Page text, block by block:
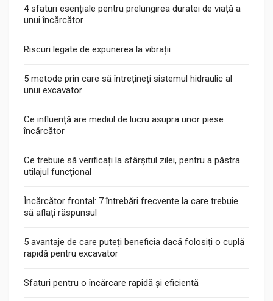
4 sfaturi esențiale pentru prelungirea duratei de viață a
unui încărcător
Riscuri legate de expunerea la vibrații
5 metode prin care să întrețineți sistemul hidraulic al
unui excavator
Ce influență are mediul de lucru asupra unor piese
încărcător
Ce trebuie să verificați la sfârșitul zilei, pentru a păstra
utilajul funcțional
Încărcător frontal: 7 întrebări frecvente la care trebuie
să aflați răspunsul
5 avantaje de care puteți beneficia dacă folosiți o cuplă
rapidă pentru excavator
Sfaturi pentru o încărcare rapidă și eficientă